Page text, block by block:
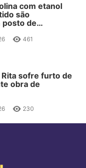
com etanol
são
posto de
461
Rita sofre furto de
obra de
230